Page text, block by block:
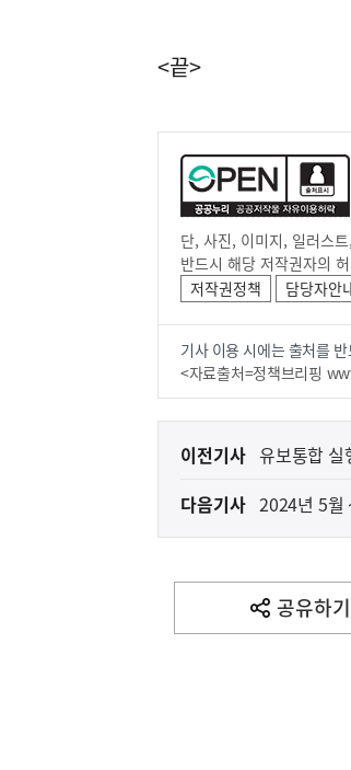
<끝>
단, 사진, 이미지, 일러스
반드시 해당 저작권자의
저작권정책
담당자안
기사 이용 시에는 출처를
<자료출처=정책브리핑
이
다
음
기
영
이전기사 유보통합 실
다음기사 2024년 5월
공유하기
열
기